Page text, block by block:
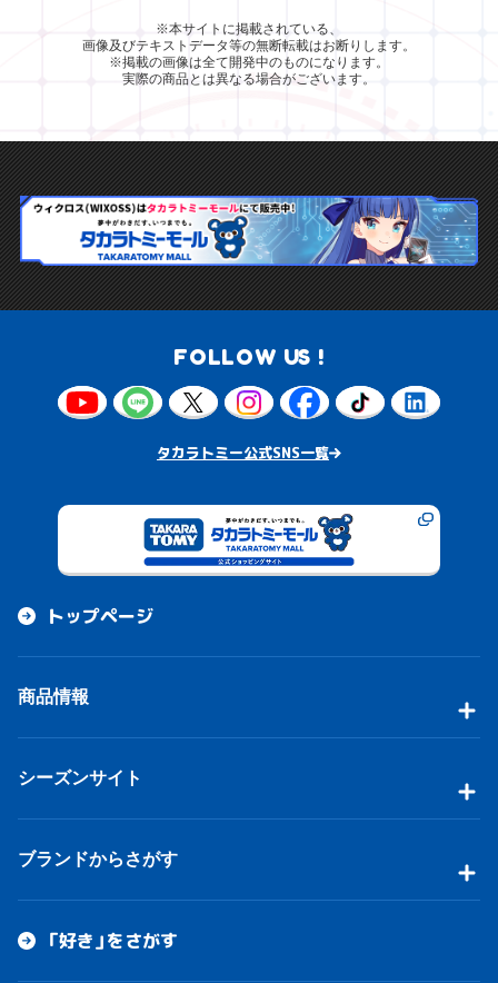
※本サイトに掲載されている、
画像及びテキストデータ等の無断転載はお断りします。
※掲載の画像は全て開発中のものになります。
実際の商品とは異なる場合がございます。
FOLLOW US !
タカラトミー公式SNS一覧
トップページ
商品情報
シーズンサイト
ブランドからさがす
「好き」をさがす